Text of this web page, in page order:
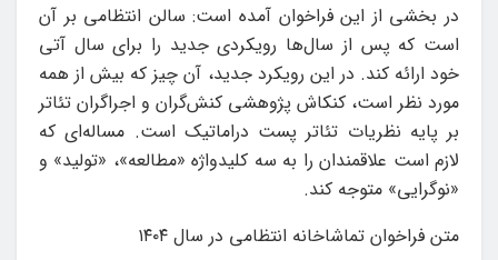
در بخشی از این فراخوان آمده است: سالن انتظامی بر آن
است که پس از سال‌ها رویکردی جدید را برای سال آتی
خود ارائه کند. در این رویکرد جدید، آن چیز که بیش از همه
مورد نظر است، کنکاش پژوهشی کنش‌گران و اجراگران تئاتر
بر پایه نظریات تئاتر پست دراماتیک است. مساله‌ای که
لازم است علاقمندان را به سه کلیدواژه «مطالعه»، «تولید» و
«نوگرایی» متوجه کند.
متن فراخوان تماشاخانه انتظامی در سال ۱۴۰۴